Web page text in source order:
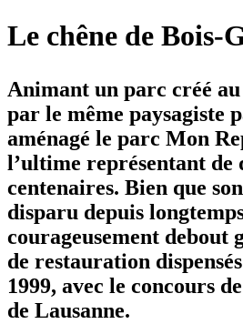
Le chêne de Bois-
Animant un parc créé
par le même paysagiste
aménagé le parc Mon
l’ultime représentant de
centenaires. Bien que
disparu depuis
courageusement debout
de restauration
1999, avec le concours
de Lausanne.